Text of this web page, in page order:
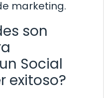
marketing.
son
Social
exitoso?